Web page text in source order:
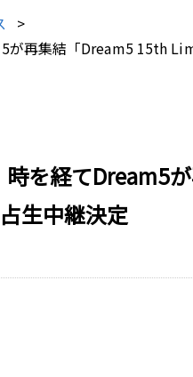
が再集結「Dream5 15th
時を経て
生中継決定